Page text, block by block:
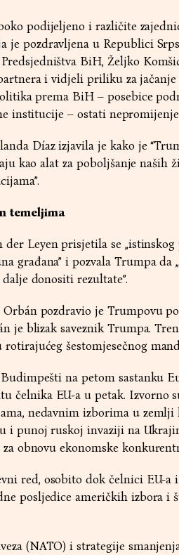
podijeljeno i različite
je pozdravljena u Republici
BiH, Željko
i vidjeli priliku za
prema BiH – posebice
institucije – ostati
Díaz izjavila je kako je
kao alat za poboljšanje naših
temeljima
Leyen prisjetila se
građana” i pozvala Trumpa da
donositi rezultate”.
pozdravio je Trumpovu
je blizak saveznik Trumpa.
šestomjesečnog
na petom sastanku
čelnika EU-a u petak. Izvorno
nedavnim izborima u
i punoj ruskoj invaziji na
obnovu ekonomske
red, osobito dok čelnici EU-a
posljedice američkih izbora i
(NATO) i strategije